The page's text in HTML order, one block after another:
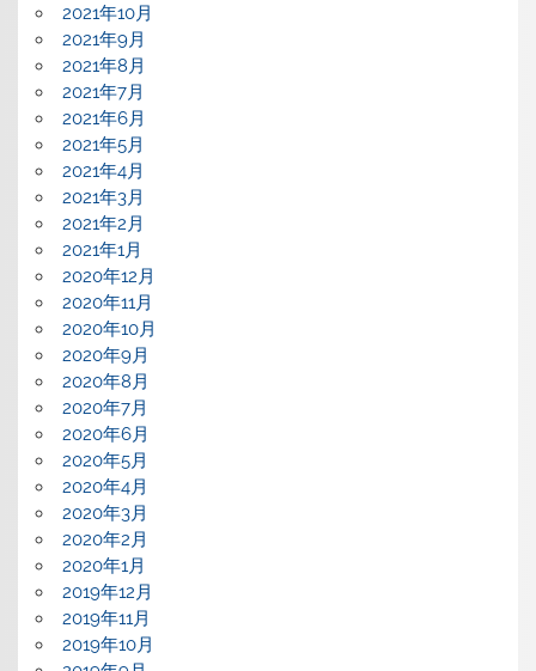
2021年10月
2021年9月
2021年8月
2021年7月
2021年6月
2021年5月
2021年4月
2021年3月
2021年2月
2021年1月
2020年12月
2020年11月
2020年10月
2020年9月
2020年8月
2020年7月
2020年6月
2020年5月
2020年4月
2020年3月
2020年2月
2020年1月
2019年12月
2019年11月
2019年10月